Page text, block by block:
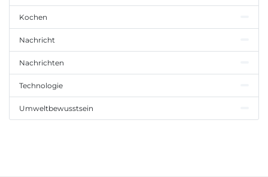
Kochen
Nachricht
Nachrichten
Technologie
Umweltbewusstsein